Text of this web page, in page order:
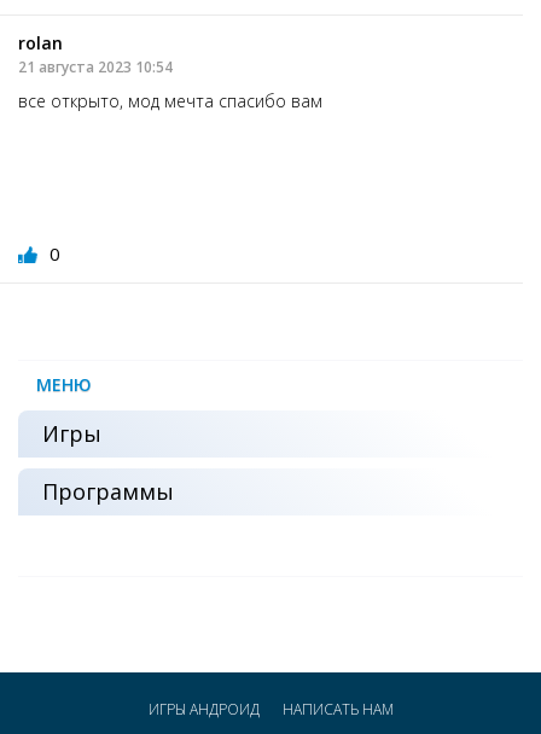
rоlan
21 августа 2023 10:54
все открыто, мод мечта спасибо вам
0
МЕНЮ
Игры
Программы
ИГРЫ АНДРОИД НАПИСАТЬ НАМ